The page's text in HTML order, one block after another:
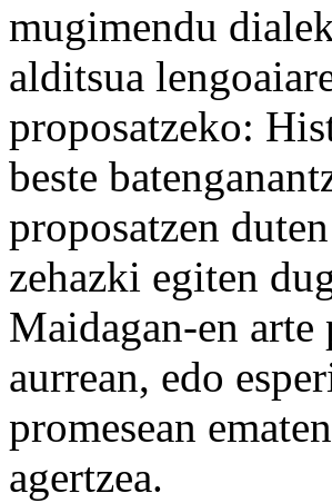
mugimendu
alditsua
proposatzeko:
beste
proposatzen
zehazki egiten
Maidagan-en
aurrean, edo
promesean
agertzea.